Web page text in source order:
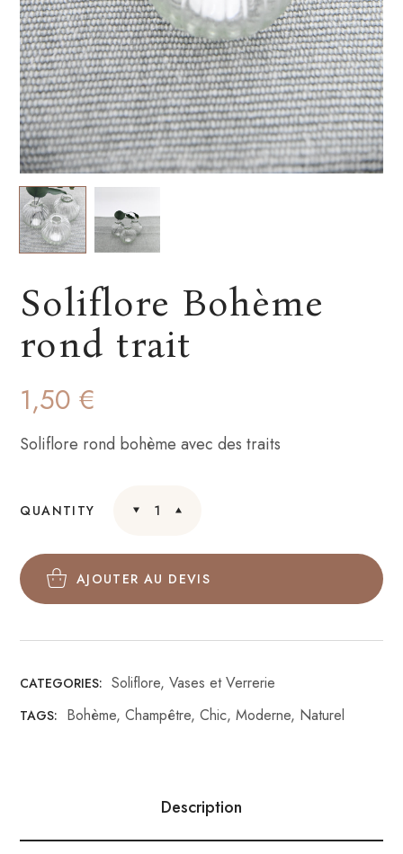
Soliflore Bohème
rond trait
1,50€
Soliflore rond bohème avec des traits
QUANTITY
AJOUTER AU DEVIS
CATEGORIES: Soliflore,Vases et Verrerie
TAGS: Bohème,Champêtre,Chic,Moderne, Naturel
Description